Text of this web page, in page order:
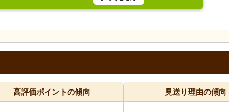
高評価ポイントの傾向 見送り理由の傾向